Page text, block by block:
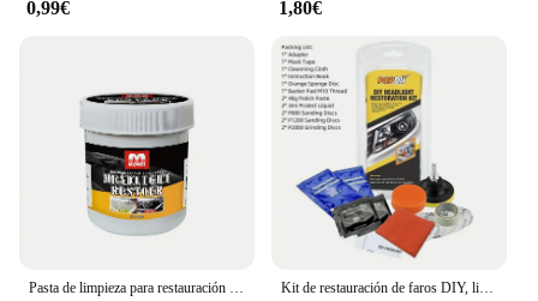
0,99€ 1,80€
Pasta de limpieza para restauración de faros delanteros de coche, líquido de pulido para eliminar arañazos y oxidación Kit de restauración de faros DIY, limpieza y pulido, Kit de reparación y limpieza de faros de coche, pasta de limpieza, novedad de 2024